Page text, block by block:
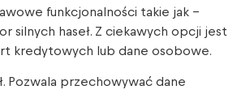
funkcjonalności takie jak –
silnych haseł. Z ciekawych opcji jest
kredytowych lub dane osobowe.
Pozwala przechowywać dane